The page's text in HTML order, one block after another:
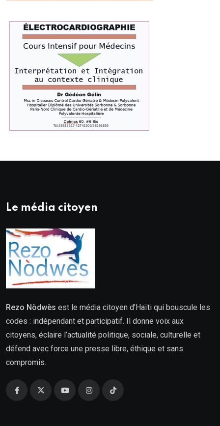
Le média citoyen
Rezo Nòdwès est le média citoyen d’Haïti qui bouscule les
codes : indépendant et participatif. Il donne voix aux
citoyens, éclaire l’actualité politique, sociale, culturelle et
défend avec force une presse libre, éthique et sans
compromis.